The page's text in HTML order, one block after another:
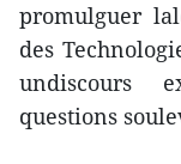
promulguer
des
undiscours
questions